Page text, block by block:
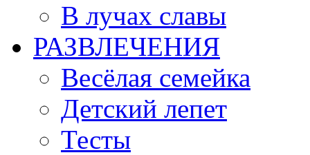
В лучах славы
РАЗВЛЕЧЕНИЯ
Весёлая семейка
Детский лепет
Тесты